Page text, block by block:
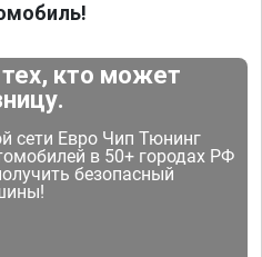
кто может
сети Евро Чип Тюнинг
в 50+ городах РФ
безопасный